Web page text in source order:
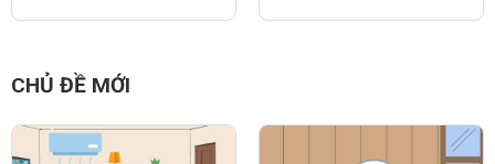
CHỦ ĐỀ MỚI